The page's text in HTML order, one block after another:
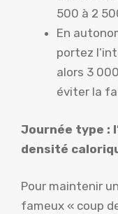
500 à 2
En
portez
alors 3
éviter la
Journée type :
densité
Pour maintenir
fameux « coup